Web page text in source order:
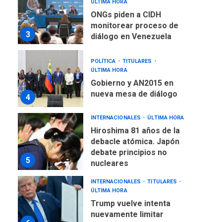
3
ÚLTIMA HORA
ONGs piden a CIDH
monitorear proceso de
diálogo en Venezuela
4
POLÍTICA
TITULARES
ÚLTIMA HORA
Gobierno y AN2015 en
nueva mesa de diálogo
5
INTERNACIONALES ÚLTIMA HORA
Hiroshima 81 años de la
debacle atómica. Japón
debate principios no
nucleares
INTERNACIONALES
TITULARES
ÚLTIMA HORA
Trump vuelve intenta
nuevamente limitar